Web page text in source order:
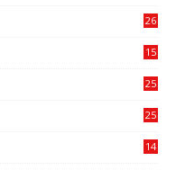
26
15
25
25
14